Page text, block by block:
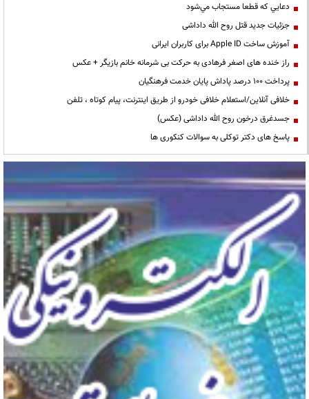
دعايي كه قطعا مستجاب مي‌شود
جزئیات جدید قتل روح الله داداشی
آموزش ساخت Apple ID برای کاربران ایرانی
راز خنده های اصغر فرهادی به حرکت بی شرمانه خانم بازیگر + عکس
پرداخت ۱۰۰ درصد پاداش پایان خدمت فرهنگیان
خلافی آنلاین/استعلام خلافی خودرو از طریق اینترنت، پیام کوتاه ، تلفن
جسدغرق درخون روح الله داداشی (عکس)
پاسخ های دکتر توکلی به سوالات کنکوری ها